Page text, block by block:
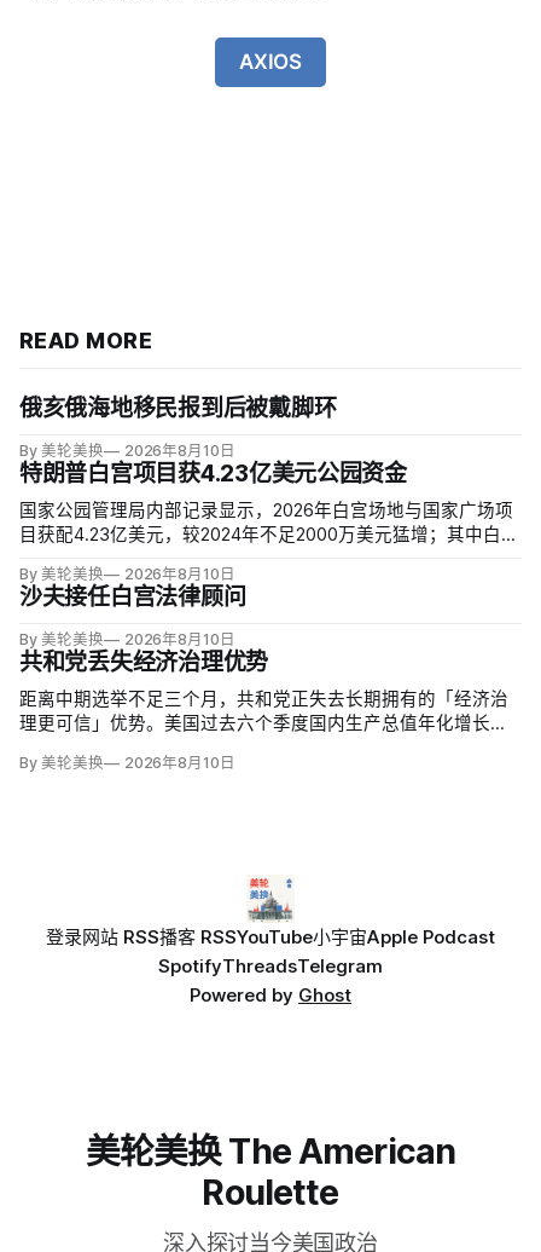
AXIOS
READ MORE
俄亥俄海地移民报到后被戴脚环
By 美轮美换 2026年8月10日
特朗普白宫项目获4.23亿美元公园资金
国家公园管理局内部记录显示，2026年白宫场地与国家广场项
目获配4.23亿美元，较2024年不足2000万美元猛增；其中白宫
谷等数十座公园资金下降，白宫与国家广场的额度甚至超过九
处知名公园总和。
By 美轮美换 2026年8月10日
沙夫接任白宫法律顾问
By 美轮美换 2026年8月10日
共和党丢失经济治理优势
距离中期选举不足三个月，共和党正失去长期拥有的「经济治
理更可信」优势。美国过去六个季度国内生产总值年化增长
3.5%，恰好吞掉同期工资涨幅；约四分之三受访者仍认为经济
By 美轮美换 2026年8月10日
登录网站 RSS播客 RSSYouTube小宇宙Apple Podcast
SpotifyThreadsTelegram
Powered by Ghost
美轮美换 The American
Roulette
深入探讨当今美国政治